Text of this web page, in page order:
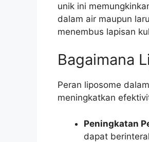
unik ini
dalam air maupun
menembus lapisan
Bagaimana
Peran liposome
meningkatkan
Peningkatan
dapat